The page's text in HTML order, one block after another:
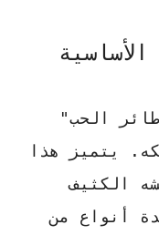
الحب"
يتميز هذا
الكثيف
أنواع من